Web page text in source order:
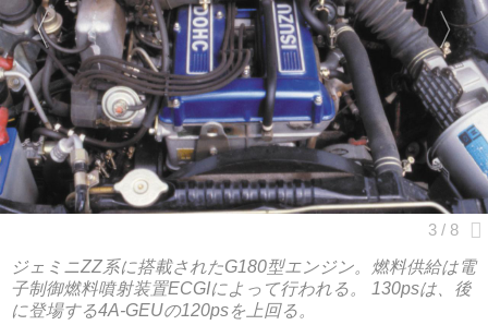
ジェミニZZ系に搭載されたG180型エンジン。燃料供給は電
子制御燃料噴射装置ECGIによって行われる。 130psは、後
に登場する4A-GEUの120psを上回る。